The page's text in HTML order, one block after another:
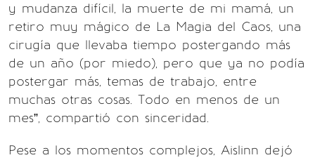
y mudanza difícil, la muerte de mi mamá, un
retiro muy mágico de La Magia del Caos, una
cirugía que llevaba tiempo postergando más
de un año (por miedo), pero que ya no podía
postergar más, temas de trabajo, entre
muchas otras cosas. Todo en menos de un
mes”, compartió con sinceridad.
Pese a los momentos complejos, Aislinn dejó